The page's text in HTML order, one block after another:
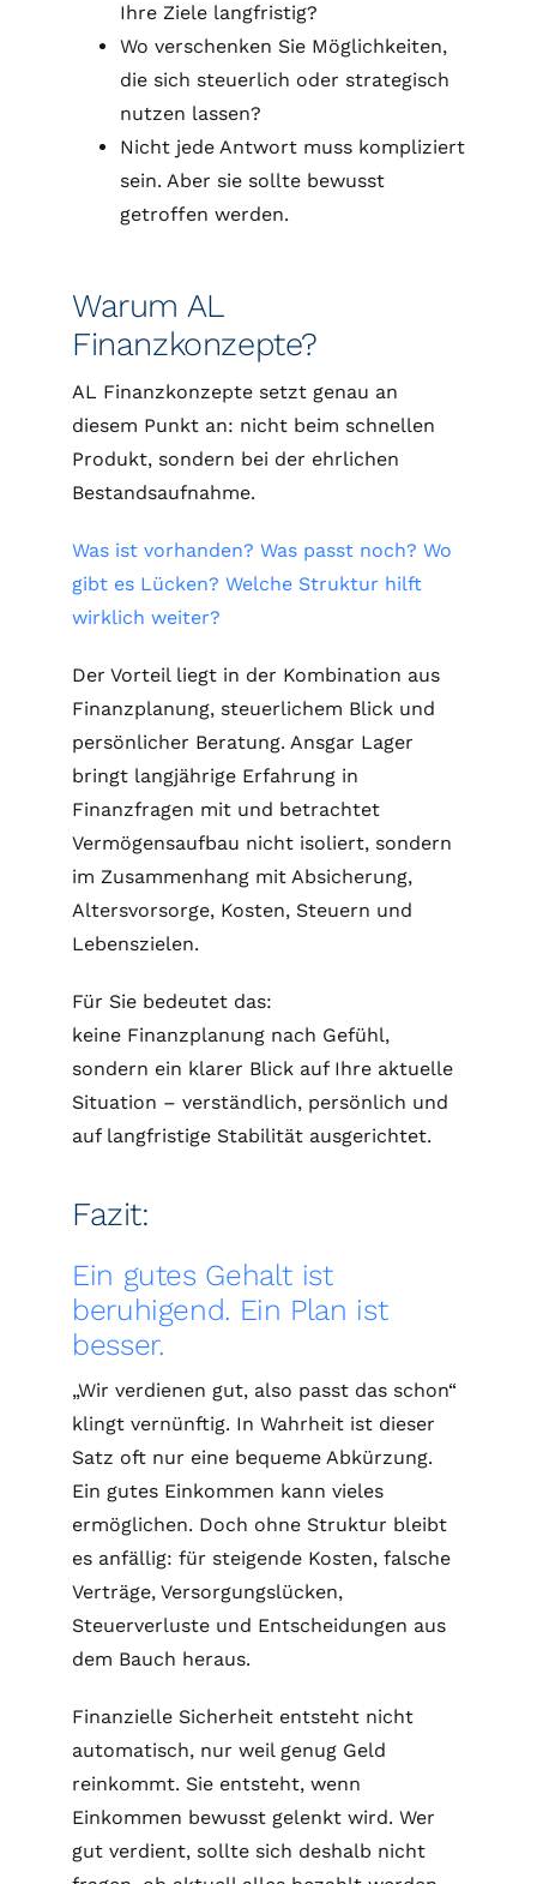
Ihre Ziele langfristig?
Wo verschenken Sie Möglichkeiten,
die sich steuerlich oder strategisch
nutzen lassen?
Nicht jede Antwort muss kompliziert
sein. Aber sie sollte bewusst
getroffen werden.
Warum AL
Finanzkonzepte?
AL Finanzkonzeptesetzt genau an
diesem Punkt an: nicht beim schnellen
Produkt, sondern bei der ehrlichen
Bestandsaufnahme.
Was ist vorhanden? Was passt noch? Wo
gibt es Lücken? Welche Struktur hilft
wirklich weiter?
Der Vorteil liegt in der Kombination aus
Finanzplanung, steuerlichem Blick und
persönlicher Beratung. Ansgar Lager
bringt langjährige Erfahrung in
Finanzfragen mit und betrachtet
Vermögensaufbau nicht isoliert, sondern
im Zusammenhang mit Absicherung,
Altersvorsorge, Kosten, Steuern und
Lebenszielen.
Für Sie bedeutet das:
keine Finanzplanung nach Gefühl,
sondern ein klarer Blick auf Ihre aktuelle
Situation – verständlich, persönlich und
auf langfristige Stabilität ausgerichtet.
Fazit:
Ein gutes Gehalt ist
beruhigend. Ein Plan ist
besser.
„Wir verdienen gut, also passt das schon“
klingt vernünftig. In Wahrheit ist dieser
Satz oft nur eine bequeme Abkürzung.
Ein gutes Einkommen kann vieles
ermöglichen. Doch ohne Struktur bleibt
es anfällig: für steigende Kosten, falsche
Verträge, Versorgungslücken,
Steuerverluste und Entscheidungen aus
dem Bauch heraus.
Finanzielle Sicherheit entsteht nicht
automatisch, nur weil genug Geld
reinkommt. Sie entsteht, wenn
Einkommen bewusst gelenkt wird. Wer
gut verdient, sollte sich deshalb nicht